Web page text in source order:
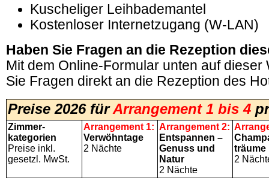
Kuscheliger Leihbademantel
Kostenloser Internetzugang (W-LAN)
Haben Sie Fragen an die Rezeption
Mit dem Online-Formular unten auf dieser
Sie Fragen direkt an die Rezeption des
Preise 2026 fürArrangement 1 bis 4
Zimmer-
kategorien
Preise inkl.
gesetzl. MwSt.
Arrangement 1:
Verwöhntage
2 Nächte
Arrangement 2:
Entspannen –
Genuss und
Natur
2 Nächte
träume
2